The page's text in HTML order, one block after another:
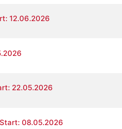
12.06.2026
22.05.2026
08.05.2026